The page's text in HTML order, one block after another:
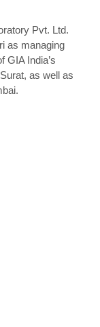
Pvt. Ltd.
as managing
GIA India’s
as well as